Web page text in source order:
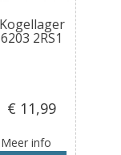
Kogellager
6203 2RS1
€ 11,99
Meer info